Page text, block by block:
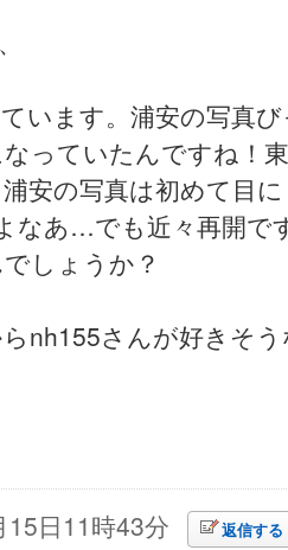
います。浦安の写真
っていたんですね！
安の写真は初めて目
なあ…でも近々再開で
しょうか？
nh155さんが好きそ
日11時43分 返信する